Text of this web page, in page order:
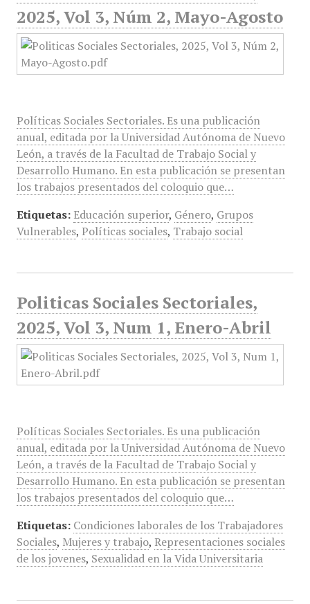
2025, Vol 3, Núm 2, Mayo-Agosto
Políticas Sociales Sectoriales. Es una publicación
anual, editada por la Universidad Autónoma de Nuevo
León, a través de la Facultad de Trabajo Social y
Desarrollo Humano. En esta publicación se presentan
los trabajos presentados del coloquio que…
Etiquetas: Educación superior, Género, Grupos
Vulnerables, Políticas sociales, Trabajo social
Politicas Sociales Sectoriales,
2025, Vol 3, Num 1, Enero-Abril
Políticas Sociales Sectoriales. Es una publicación
anual, editada por la Universidad Autónoma de Nuevo
León, a través de la Facultad de Trabajo Social y
Desarrollo Humano. En esta publicación se presentan
los trabajos presentados del coloquio que…
Etiquetas: Condiciones laborales de los Trabajadores
Sociales, Mujeres y trabajo, Representaciones sociales
de los jovenes, Sexualidad en la Vida Universitaria